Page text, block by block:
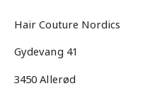
Hair Couture Nordics
Gydevang 41
3450 Allerød